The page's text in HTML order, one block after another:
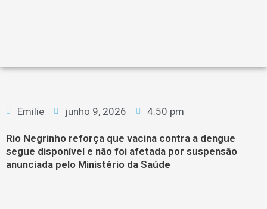
Emilie junho 9, 2026 4:50 pm
Rio Negrinho reforça que vacina contra a dengue
segue disponível e não foi afetada por suspensão
anunciada pelo Ministério da Saúde